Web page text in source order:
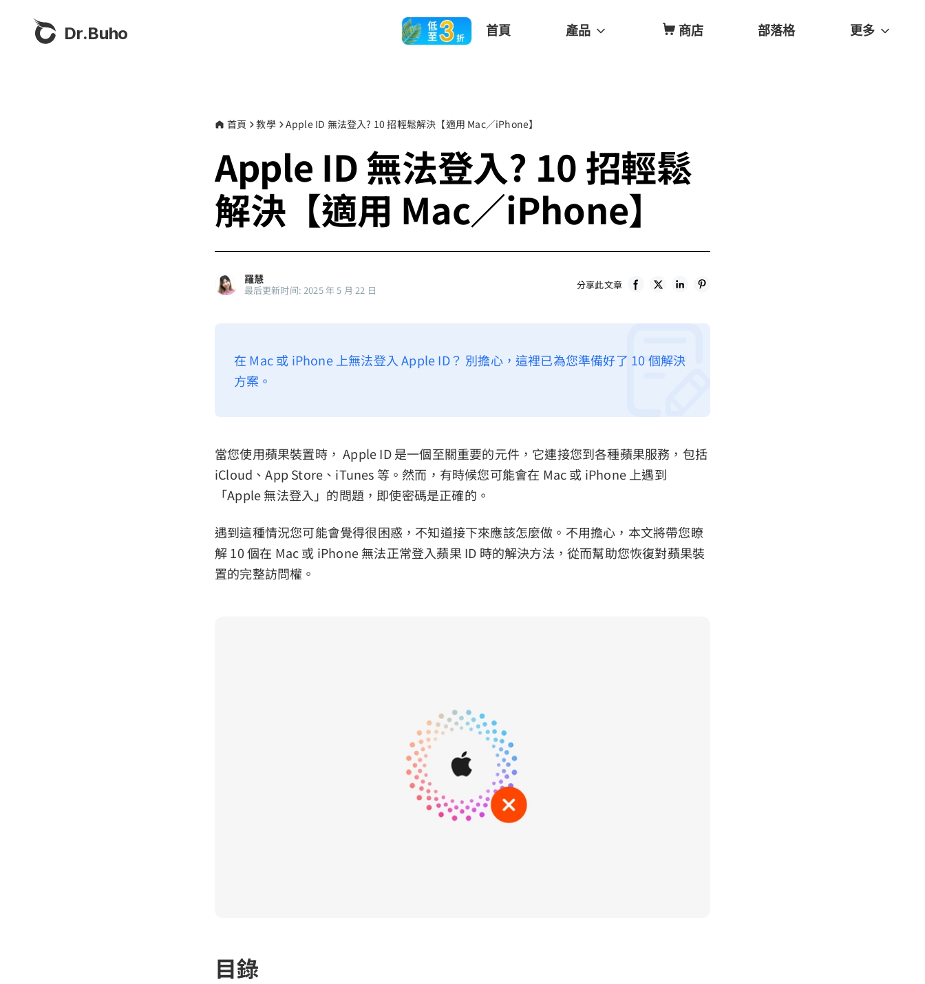
Dr.Buho 首頁 產品 商店 部落格 更多
首頁 教學 Apple ID 無法登入? 10 招輕鬆解決【適用 Mac／iPhone】
Apple ID 無法登入? 10 招輕鬆
解決【適用 Mac／iPhone】
羅慧
最后更新时间: 2025 年 5 月 22 日 分享此文章
在 Mac 或 iPhone 上無法登入 Apple ID？ 別擔心，這裡已為您準備好了 10 個解決
方案。
當您使用蘋果裝置時， Apple ID 是一個至關重要的元件，它連接您到各種蘋果服務，包括
iCloud、App Store、iTunes 等。然而，有時候您可能會在 Mac 或 iPhone 上遇到
「Apple 無法登入」的問題，即使密碼是正確的。
遇到這種情況您可能會覺得很困惑，不知道接下來應該怎麼做。不用擔心，本文將帶您瞭
解 10 個在 Mac 或 iPhone 無法正常登入蘋果 ID 時的解決方法，從而幫助您恢復對蘋果裝
置的完整訪問權。
目錄